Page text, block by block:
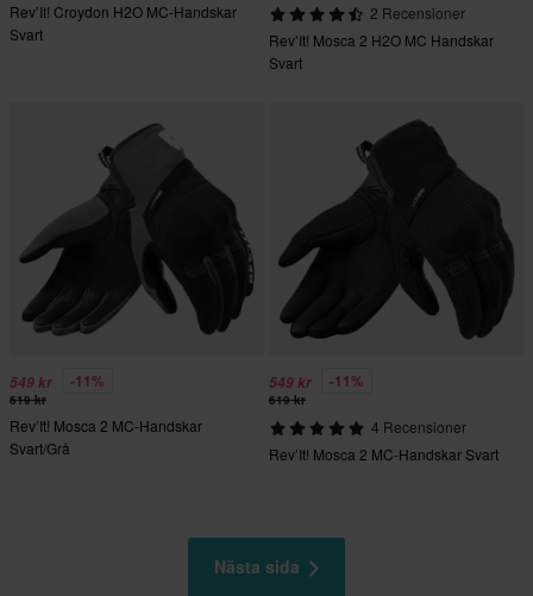
Rev’It! Croydon H2O MC-Handskar
Svart
2 Recensioner
Rev’It! Mosca 2 H2O MC Handskar
Svart
549 kr -11%
619 kr
Rev’It! Mosca 2 MC-Handskar
Svart/Grå
549 kr -11%
619 kr
4 Recensioner
Rev’It! Mosca 2 MC-Handskar Svart
Nästa sida